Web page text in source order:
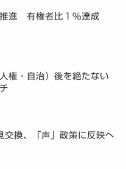
進 有権者比１％達成
権・自治）後を絶たない
換、「声」政策に反映へ